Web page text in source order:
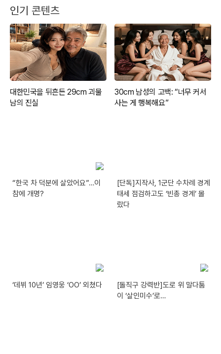
인기 콘텐츠
“한국 차 덕분에 살았어요”…이
참에 개명?
[단독]지작사, 1군단 수차례 경계
태세 점검하고도 ‘빈총 경계’ 몰
랐다
‘데뷔 10년’ 임영웅 ‘OO’ 외쳤다
[돌직구 강력반]도로 위 말다툼
이 ‘살인미수’로…